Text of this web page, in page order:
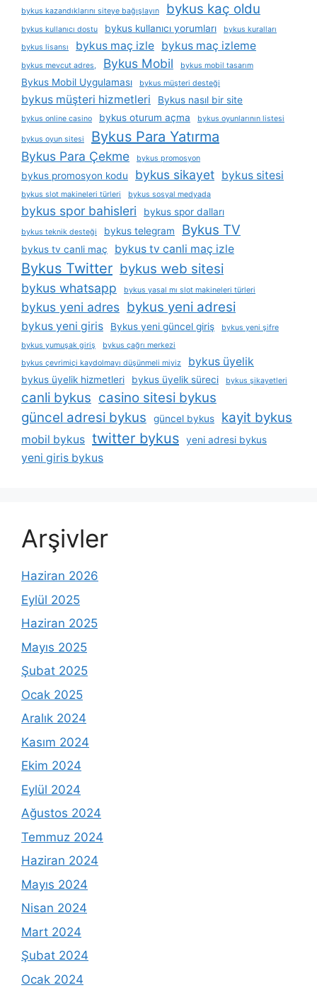
bykus kazandıklarını siteye bağışlayın bykus kaç oldu
bykus kullanıcı dostu bykus kullanıcı yorumları
bykus kuralları
bykus lisansı
bykus maç izle bykus maç izleme
bykus mevcut adres, Bykus Mobil bykus mobil tasarım
Bykus Mobil Uygulaması bykus müşteri desteği
bykus müşteri hizmetleri Bykus nasıl bir site
bykus online casino bykus oturum açma bykus oyunlarının listesi
bykus oyun sitesi Bykus Para Yatırma
Bykus Para Çekme bykus promosyon
bykus promosyon kodu bykus sikayet bykus sitesi
bykus slot makineleri türleri bykus sosyal medyada
bykus spor bahisleri bykus spor dalları
bykus teknik desteği bykus telegram Bykus TV
bykus tv canli maç bykus tv canli maç izle
Bykus Twitter bykus web sitesi
bykus whatsapp bykus yasal mı slot makineleri türleri
bykus yeni adres bykus yeni adresi
bykus yeni giris Bykus yeni güncel giriş
bykus yeni şifre
bykus yumuşak giriş
bykus çağrı merkezi
bykus çevrimiçi kaydolmayı düşünmeli miyiz
bykus üyelik
bykus üyelik hizmetleri bykus üyelik süreci bykus şikayetleri
canli bykus casino sitesi bykus
güncel adresi bykus
güncel bykus kayit bykus
mobil bykus twitter bykus yeni adresi bykus
yeni giris bykus
Arşivler
Haziran 2026
Eylül 2025
Haziran 2025
Mayıs 2025
Şubat 2025
Ocak 2025
Aralık 2024
Kasım 2024
Ekim 2024
Eylül 2024
Ağustos 2024
Temmuz 2024
Haziran 2024
Mayıs 2024
Nisan 2024
Mart 2024
Şubat 2024
Ocak 2024